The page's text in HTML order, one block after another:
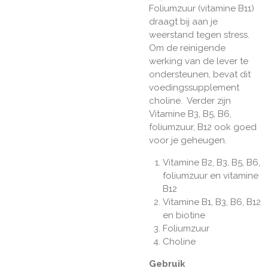
Foliumzuur (vitamine B11)
draagt bij aan je
weerstand tegen stress.
Om de reinigende
werking van de lever te
ondersteunen, bevat dit
voedingssupplement
choline. Verder zijn
Vitamine B3, B5, B6,
foliumzuur, B12 ook goed
voor je geheugen.
Vitamine B2, B3, B5, B6,
foliumzuur en vitamine
B12
Vitamine B1, B3, B6, B12
en biotine
Foliumzuur
Choline
Gebruik